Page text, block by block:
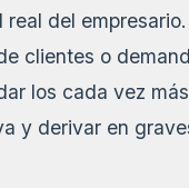
del
clientes o
los cada vez
y derivar en